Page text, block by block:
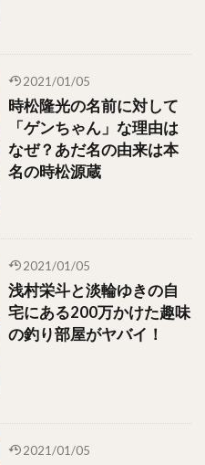
2021/01/05
時松隆光の名前に対して
「ゲンちゃん」な理由は
なぜ？あだ名の由来は本
名の時松源蔵
2021/01/05
浅村栄斗と淡輪ゆきの自
宅にある200万かけた趣味
の釣り部屋がヤバイ！
2021/01/05